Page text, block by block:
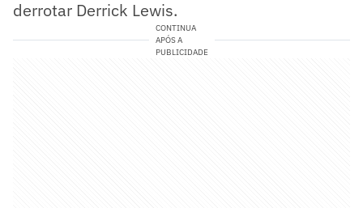
derrotar Derrick Lewis.
CONTINUA
APÓS A
PUBLICIDADE